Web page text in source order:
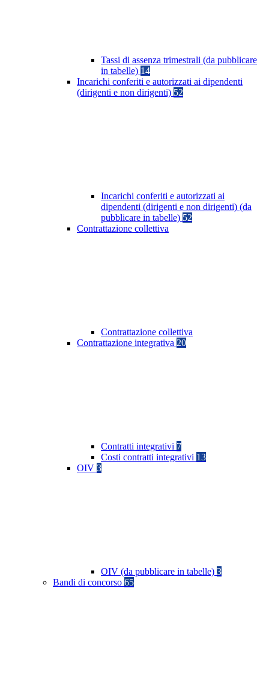
Tassi di assenza trimestrali (da pubblicare
in tabelle) 14
Incarichi conferiti e autorizzati ai dipendenti
(dirigenti e non dirigenti) 52
Incarichi conferiti e autorizzati ai
dipendenti (dirigenti e non dirigenti) (da
pubblicare in tabelle) 52
Contrattazione collettiva
Contrattazione collettiva
Contrattazione integrativa 20
Contratti integrativi 7
Costi contratti integrativi 13
OIV 3
OIV (da pubblicare in tabelle) 3
Bandi di concorso 65